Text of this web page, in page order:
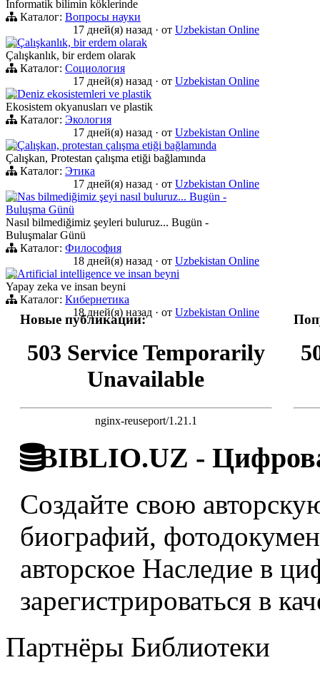
İnformatik bilimin köklerinde
Каталог: Вопросы науки
17 дней(я) назад · от Uzbekistan Online
Çalışkanlık, bir erdem olarak
Çalışkanlık, bir erdem olarak
Каталог: Социология
17 дней(я) назад · от Uzbekistan Online
Deniz ekosistemleri ve plastik
Ekosistem okyanusları ve plastik
Каталог: Экология
17 дней(я) назад · от Uzbekistan Online
Çalışkan, protestan çalışma etiği bağlamında
Çalışkan, Protestan çalışma etiği bağlamında
Каталог: Этика
17 дней(я) назад · от Uzbekistan Online
Nas bilmediğimiz şeyi nasıl buluruz... Bugün -
Buluşma Günü
Nasıl bilmediğimiz şeyleri buluruz... Bugün -
Buluşmalar Günü
Каталог: Философия
18 дней(я) назад · от Uzbekistan Online
Artificial intelligence ve insan beyni
Yapay zeka ve insan beyni
Каталог: Кибернетика
18 дней(я) назад · от Uzbekistan Online
Новые публикации:
503 Service Temporarily
Unavailable
nginx-reuseport/1.21.1
BIBLIO.UZ -
Создайте свою
биографий,
авторское Наследие в
зарегистрироваться в
Партнёры Библиотеки